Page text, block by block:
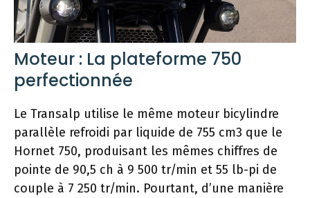
Moteur : La plateforme 750
perfectionnée
Le Transalp utilise le même moteur bicylindre
parallèle refroidi par liquide de 755 cm3 que le
Hornet 750, produisant les mêmes chiffres de
pointe de 90,5 ch à 9 500 tr/min et 55 lb-pi de
couple à 7 250 tr/min. Pourtant, d’une manière